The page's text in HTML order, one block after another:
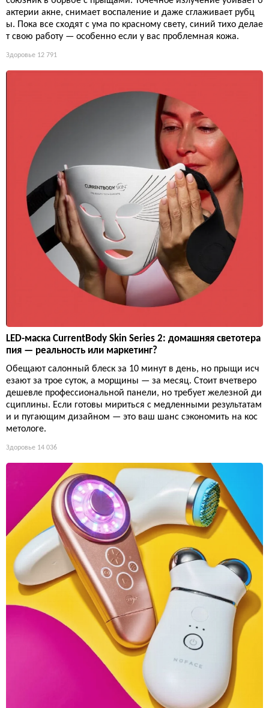
актерии акне, снимает воспаление и даже сглаживает рубц
ы. Пока все сходят с ума по красному свету, синий тихо делае
т свою работу — особенно если у вас проблемная кожа.
Здоровье 12 791
LED-маска CurrentBody Skin Series 2: домашняя светотера
пия — реальность или маркетинг?
Обещают салонный блеск за 10 минут в день, но прыщи исч
езают за трое суток, а морщины — за месяц. Стоит вчетверо
дешевле профессиональной панели, но требует железной ди
сциплины. Если готовы мириться с медленными результатам
и и пугающим дизайном — это ваш шанс сэкономить на кос
метологе.
Здоровье 14 036